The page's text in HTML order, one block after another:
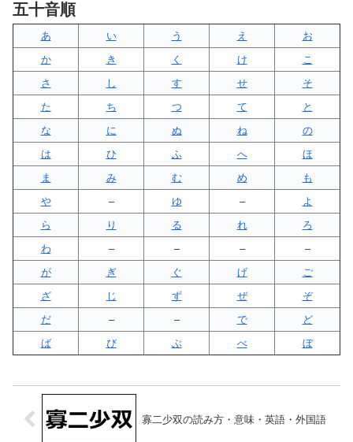
五十音順
あ い う え
お
か
き く け
こ
さ
し す せ
そ
た
ち つ て
と
な
に ぬ ね
の
は
ひ ふ へ
ほ
ま
み む め
も
や
– ゆ –
よ
ら
り る れ
ろ
わ
– – –
–
が
ぎ ぐ げ
ご
ざ
じ ず ぜ
ぞ
だ
– – で
ど
ば
び ぶ べ ぼ
寡二少双の読み方・意味・英語・外国語